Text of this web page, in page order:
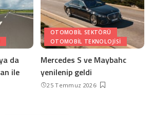
da
ile
OTOMOBIL SEKTÖRÜ
OTOMOBIL TEKNOLOJISI
Mercedes S ve Maybahc
yenilenip geldi
25 Temmuz 2026